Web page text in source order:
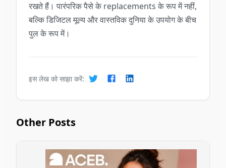
रखते हैं। पारंपरिक पैसे के replacements के रूप में नहीं,
बल्कि डिजिटल मूल्य और वास्तविक दुनिया के उपयोग के बीच
पुल के रूप में।
इस लेख को साझा करें:
Other Posts